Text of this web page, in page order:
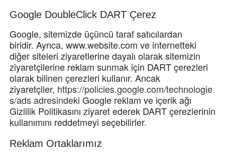
Google DoubleClick DART Çerez
Google, sitemizde üçüncü taraf satıcılardan
biridir. Ayrıca, www.website.com ve internetteki
diğer siteleri ziyaretlerine dayalı olarak sitemizin
ziyaretçilerine reklam sunmak için DART çerezleri
olarak bilinen çerezleri kullanır. Ancak
ziyaretçiler, https://policies.google.com/technologie
s/ads adresindeki Google reklam ve içerik ağı
Gizlilik Politikasını ziyaret ederek DART çerezlerinin
kullanımını reddetmeyi seçebilirler.
Reklam Ortaklarımız